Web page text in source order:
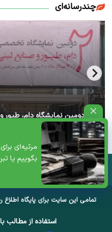
مرثیه‌ای
بگوییم یا
چندرسانه‌ای
آغاز دومین نمایشگاه دام، طیور
تهران+ ویدئو
تمامی این سایت برای پایگاه اطلاع
استفاده از مطالب